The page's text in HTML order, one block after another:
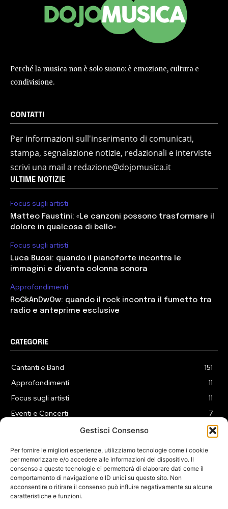
Gestisci Consenso
Per fornire le migliori esperienze, utilizziamo tecnologie come i cookie
per memorizzare e/o accedere alle informazioni del dispositivo. Il
consenso a queste tecnologie ci permetterà di elaborare dati come il
comportamento di navigazione o ID unici su questo sito. Non
acconsentire o ritirare il consenso può influire negativamente su alcune
caratteristiche e funzioni.
Perché la musica non è solo suono: è emozione, cultura e
condivisione.
CONTATTI
Per informazioni sull'inserimento di comunicati,
stampa, segnalazione notizie, redazionali e interviste
scrivi una mail a redazione@dojomusica.it
ULTIME NOTIZIE
Focus sugli artisti
Matteo Faustini: «Le canzoni possono trasformare il
dolore in qualcosa di bello»
Focus sugli artisti
Luca Buosi: quando il pianoforte incontra le
immagini e diventa colonna sonora
Approfondimenti
RoCkAnDwOw: quando il rock incontra il fumetto tra
radio e anteprime esclusive
CATEGORIE
Cantanti e Band
151
Approfondimenti
11
Focus sugli artisti
11
Eventi e Concerti
7
3
COOKIE POLICY (UE)